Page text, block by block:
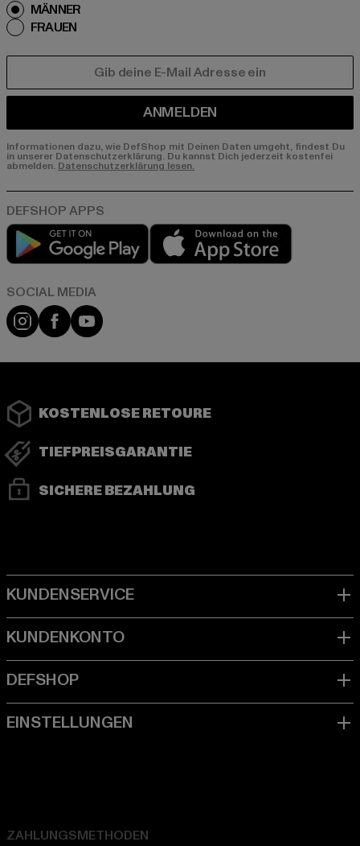
MÄNNER
FRAUEN
ANMELDEN
Informationen dazu, wie DefShop mit Deinen Daten umgeht, findest Du
in unserer Datenschutzerklärung. Du kannst Dich jederzeit kostenfei
abmelden. Datenschutzerklärung lesen.
Play market
Instagram
FacebookYouTube
KOSTENLOSE RETOURE
TIEFPREISGARANTIE
SICHERE BEZAHLUNG
ZAHLUNGSMETHODEN